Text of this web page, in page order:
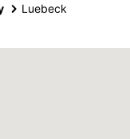
Luebeck